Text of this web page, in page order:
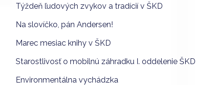
Týždeň ľudových zvykov a tradícií v ŠKD
Na slovíčko, pán Andersen!
Marec mesiac knihy v ŠKD
Starostlivosť o mobilnú záhradku I. oddelenie ŠKD
Environmentálna vychádzka